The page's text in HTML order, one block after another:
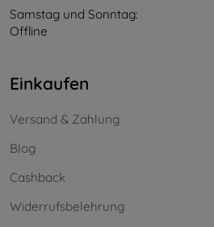
Samstag und Sonntag:
Offline
Einkaufen
Versand & Zahlung
Blog
Cashback
Widerrufsbelehrung